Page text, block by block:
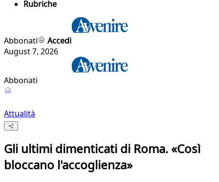
Rubriche
Abbonati
Accedi
August 7, 2026
Abbonati
Attualità
Gli ultimi dimenticati di Roma. «Così
bloccano l'accoglienza»